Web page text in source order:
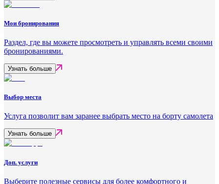
Мои бронирования
Раздел, где вы можете просмотреть и управлять всеми своими
бронированиями.
Узнать больше
Выбор места
Услуга позволит вам заранее выбрать место на борту самолета
Узнать больше
Доп. услуги
Выберите полезные сервисы для более комфортного и